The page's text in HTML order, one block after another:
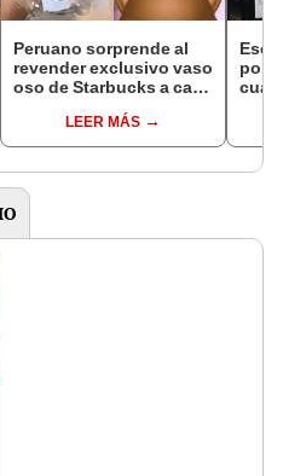
Peruano sorprende al
revender exclusivo vaso
oso de Starbucks a casi
original: "Todo
conforme"
LEER MÁS
por